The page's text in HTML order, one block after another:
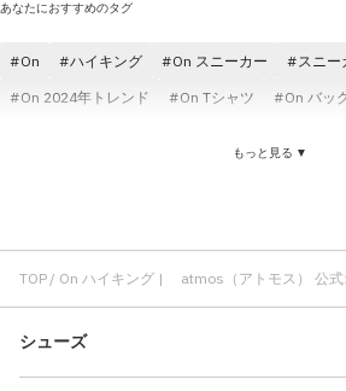
あなたにおすすめのタグ
On ハイキング On スニーカー
スニ
On 2024年トレンド
On Tシャツ On バッ
もっと見る ▼
TOP On ハイキング | atmos（アトモス） 公式
シューズ